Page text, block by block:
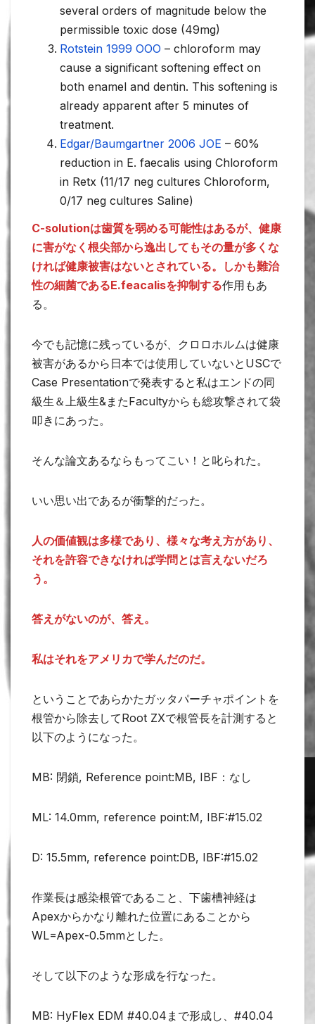
several orders of magnitude below the
permissible toxic dose (49mg)
Rotstein 1999 OOO – chloroform may
cause a significant softening effect on
both enamel and dentin. This softening is
already apparent after 5 minutes of
treatment.
Edgar/Baumgartner 2006 JOE – 60%
reduction in E. faecalis using Chloroform
in Retx (11/17 neg cultures Chloroform,
0/17 neg cultures Saline)
C-solutionは歯質を弱める可能性はあるが、健康
に害がなく根尖部から逸出してもその量が多くな
ければ健康被害はないとされている。しかも難治
性の細菌であるE.feacalisを抑制する作用もあ
る。
今でも記憶に残っているが、クロロホルムは健康
被害があるから日本では使用していないとUSCで
Case Presentationで発表すると私はエンドの同
級生＆上級生&またFacultyからも総攻撃されて袋
叩きにあった。
そんな論文あるならもってこい！と叱られた。
いい思い出であるが衝撃的だった。
人の価値観は多様であり、様々な考え方があり、
それを許容できなければ学問とは言えないだろ
う。
答えがないのが、答え。
私はそれをアメリカで学んだのだ。
ということであらかたガッタパーチャポイントを
根管から除去してRoot ZXで根管長を計測すると
以下のようになった。
MB: 閉鎖, Reference point:MB, IBF：なし
ML: 14.0mm, reference point:M, IBF:#15.02
D: 15.5mm, reference point:DB, IBF:#15.02
作業長は感染根管であること、下歯槽神経は
Apexからかなり離れた位置にあることから
WL=Apex-0.5mmとした。
そして以下のような形成を行なった。
MB: HyFlex EDM #40.04まで形成し、#40.04